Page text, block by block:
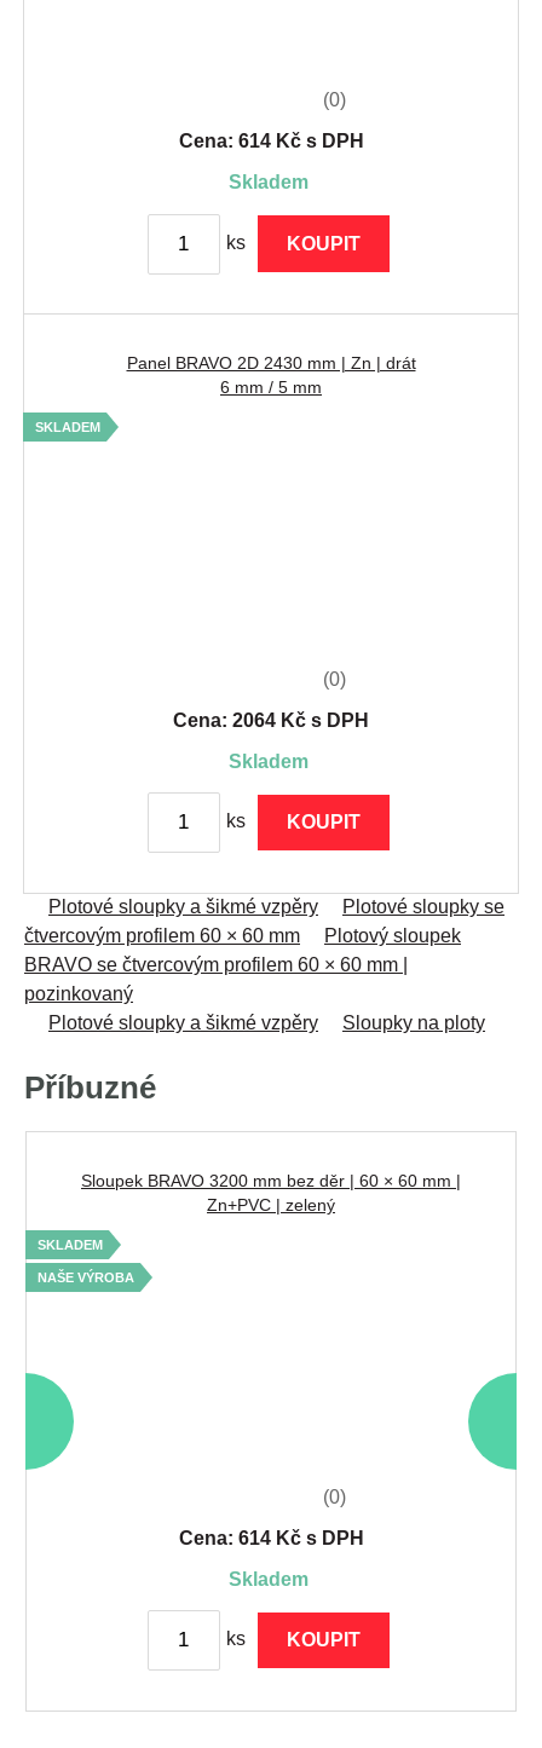
(0)
Cena: 614 Kč s DPH
skladem
ks KOUPIT
Panel BRAVO 2D 2430 mm | Zn | drát
6 mm / 5 mm
SKLADEM
(0)
Cena: 2064 Kč s DPH
skladem
ks KOUPIT
Plotové sloupky a šikmé vzpěry
Plotové sloupky se
čtvercovým profilem 60 × 60 mm
Plotový sloupek
BRAVO se čtvercovým profilem 60 × 60 mm |
pozinkovaný
Plotové sloupky a šikmé vzpěry
Sloupky na ploty
Příbuzné
Sloupek BRAVO 3200 mm bez děr | 60 × 60 mm |
Zn+PVC | zelený
SKLADEM
NAŠE VÝROBA
(0)
Cena: 614 Kč s DPH
skladem
ks KOUPIT